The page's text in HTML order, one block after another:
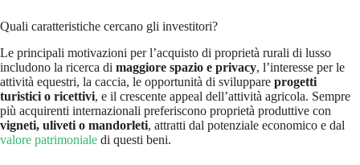
Quali caratteristiche cercano gli investitori?
Le principali motivazioni per l’acquisto di proprietà rurali di lusso
includono la ricerca di maggiore spazio e privacy, l’interesse per le
attività equestri, la caccia, le opportunità di sviluppare progetti
turistici o ricettivi, e il crescente appeal dell’attività agricola. Sempre
più acquirenti internazionali preferiscono proprietà produttive con
vigneti, uliveti o mandorleti, attratti dal potenziale economico e dal
valore patrimoniale di questi beni.